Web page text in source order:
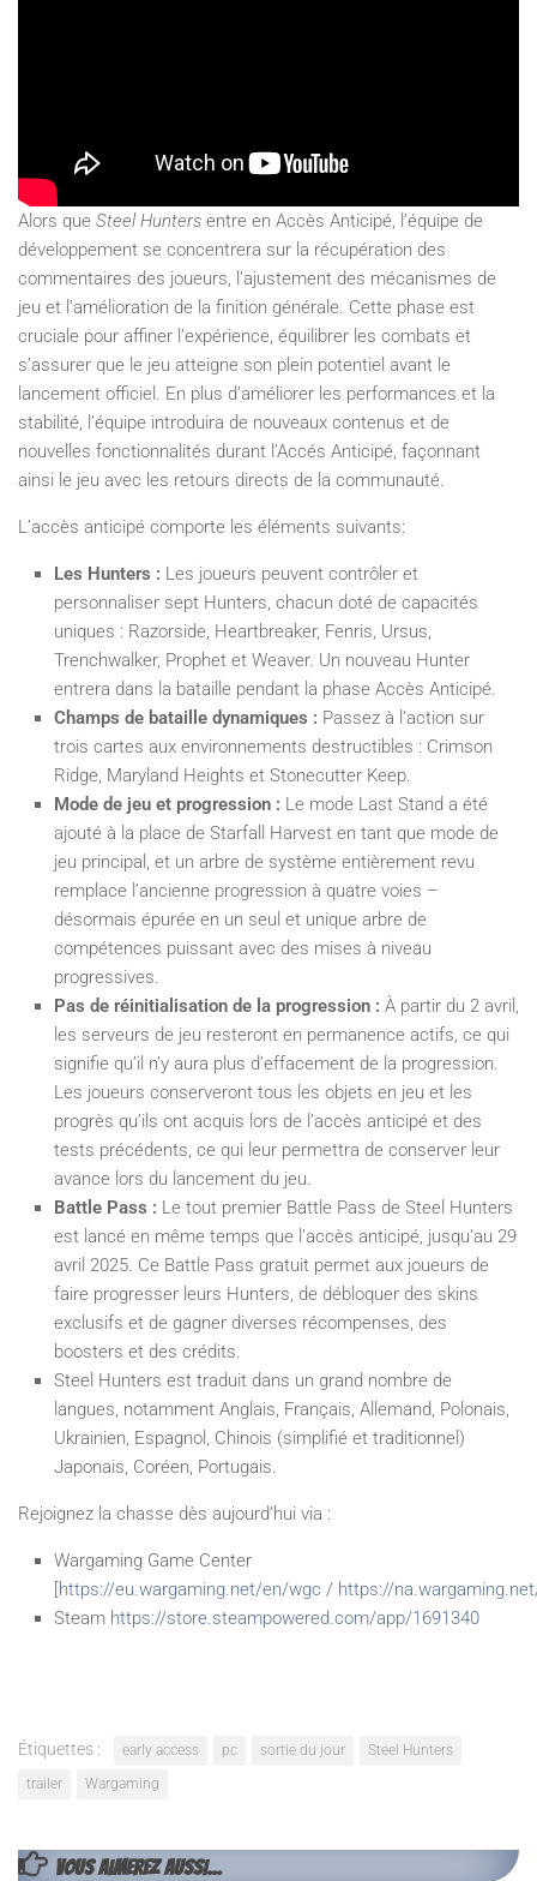
Alors que Steel Hunters entre en Accès Anticipé, l’équipe de
développement se concentrera sur la récupération des
commentaires des joueurs, l’ajustement des mécanismes de
jeu et l’amélioration de la finition générale. Cette phase est
cruciale pour affiner l’expérience, équilibrer les combats et
s’assurer que le jeu atteigne son plein potentiel avant le
lancement officiel. En plus d’améliorer les performances et la
stabilité, l’équipe introduira de nouveaux contenus et de
nouvelles fonctionnalités durant l’Accés Anticipé, façonnant
ainsi le jeu avec les retours directs de la communauté.
L’accès anticipé comporte les éléments suivants:
Les Hunters : Les joueurs peuvent contrôler et
personnaliser sept Hunters, chacun doté de capacités
uniques : Razorside, Heartbreaker, Fenris, Ursus,
Trenchwalker, Prophet et Weaver. Un nouveau Hunter
entrera dans la bataille pendant la phase Accès Anticipé.
Champs de bataille dynamiques : Passez à l’action sur
trois cartes aux environnements destructibles : Crimson
Ridge, Maryland Heights et Stonecutter Keep.
Mode de jeu et progression : Le mode Last Stand a été
ajouté à la place de Starfall Harvest en tant que mode de
jeu principal, et un arbre de système entièrement revu
remplace l’ancienne progression à quatre voies –
désormais épurée en un seul et unique arbre de
compétences puissant avec des mises à niveau
progressives.
Pas de réinitialisation de la progression : À partir du 2 avril,
les serveurs de jeu resteront en permanence actifs, ce qui
signifie qu’il n’y aura plus d’effacement de la progression.
Les joueurs conserveront tous les objets en jeu et les
progrès qu’ils ont acquis lors de l’accès anticipé et des
tests précédents, ce qui leur permettra de conserver leur
avance lors du lancement du jeu.
Battle Pass : Le tout premier Battle Pass de Steel Hunters
est lancé en même temps que l’accès anticipé, jusqu’au 29
avril 2025. Ce Battle Pass gratuit permet aux joueurs de
faire progresser leurs Hunters, de débloquer des skins
exclusifs et de gagner diverses récompenses, des
boosters et des crédits.
Steel Hunters est traduit dans un grand nombre de
langues, notamment Anglais, Français, Allemand, Polonais,
Ukrainien, Espagnol, Chinois (simplifié et traditionnel)
Japonais, Coréen, Portugais.
Rejoignez la chasse dès aujourd’hui via :
Wargaming Game Center
[https://eu.wargaming.net/en/wgc / https://
Steam https://store.steampowered.com/app/1691340
Étiquettes : early access pc sortie du jour
Steel Hunters
trailer
Wargaming
VOUS AIMEREZ AUSSI...